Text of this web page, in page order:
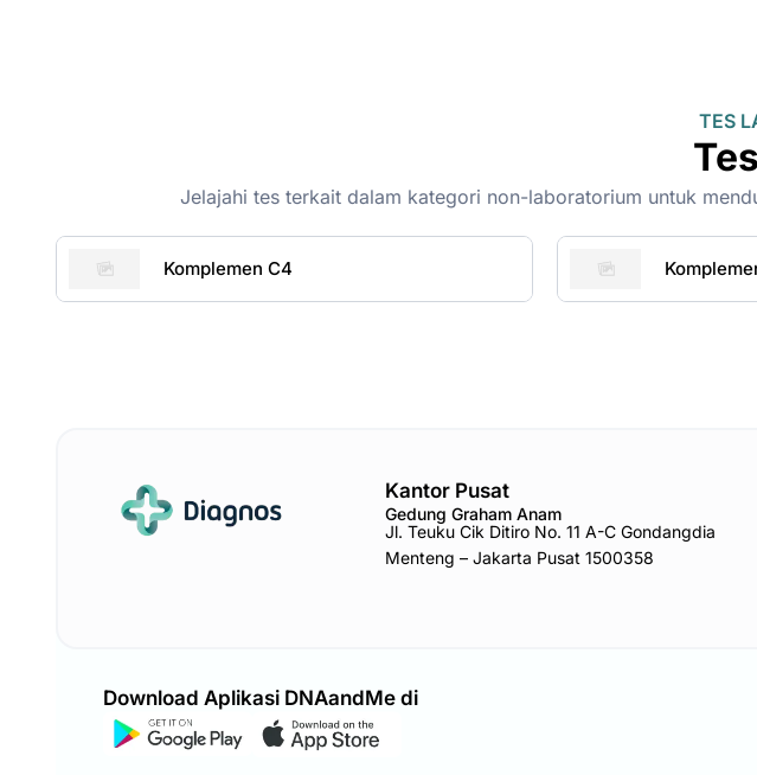
TES
Jelajahi tes terkait dalam kategori non-laboratorium untuk
Komplemen C4
Kantor Pusat
Gedung Graham Anam
Jl. Teuku Cik Ditiro No. 11 A-C Gondangdia
Menteng – Jakarta Pusat 1500358
Download Aplikasi DNAandMe di